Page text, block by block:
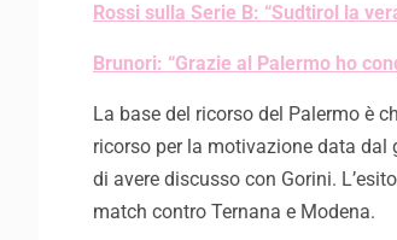
Rossi sulla Serie B: “Sudtirol la
Brunori: “Grazie al Palermo ho
La base del ricorso del Palermo è
ricorso per la motivazione data
di avere discusso con Gorini.
match contro Ternana e Modena.